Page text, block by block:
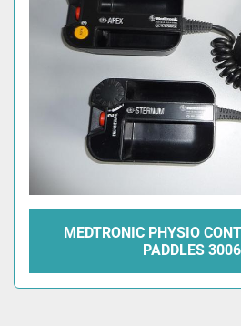
MEDTRONIC PHYSIO
PADDLES